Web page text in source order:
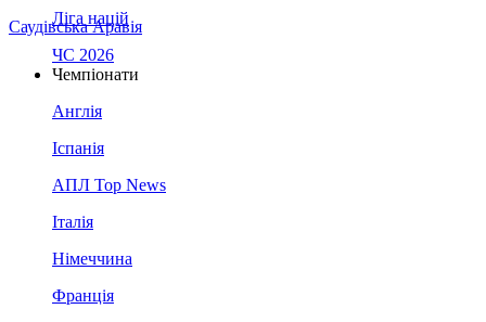
Саудівська Аравія
Ліга націй
ЧС 2026
Чемпіонати
Англія
Іспанія
АПЛ Top News
Італія
Німеччина
Франція